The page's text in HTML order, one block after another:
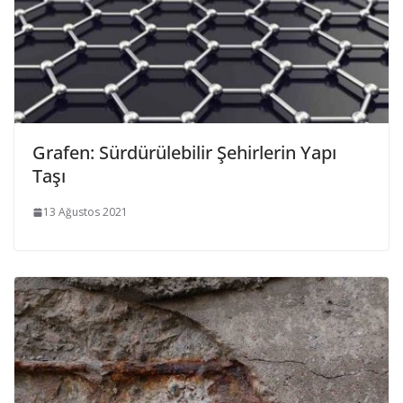
Grafen: Sürdürülebilir Şehirlerin Yapı
Taşı
13 Ağustos 2021